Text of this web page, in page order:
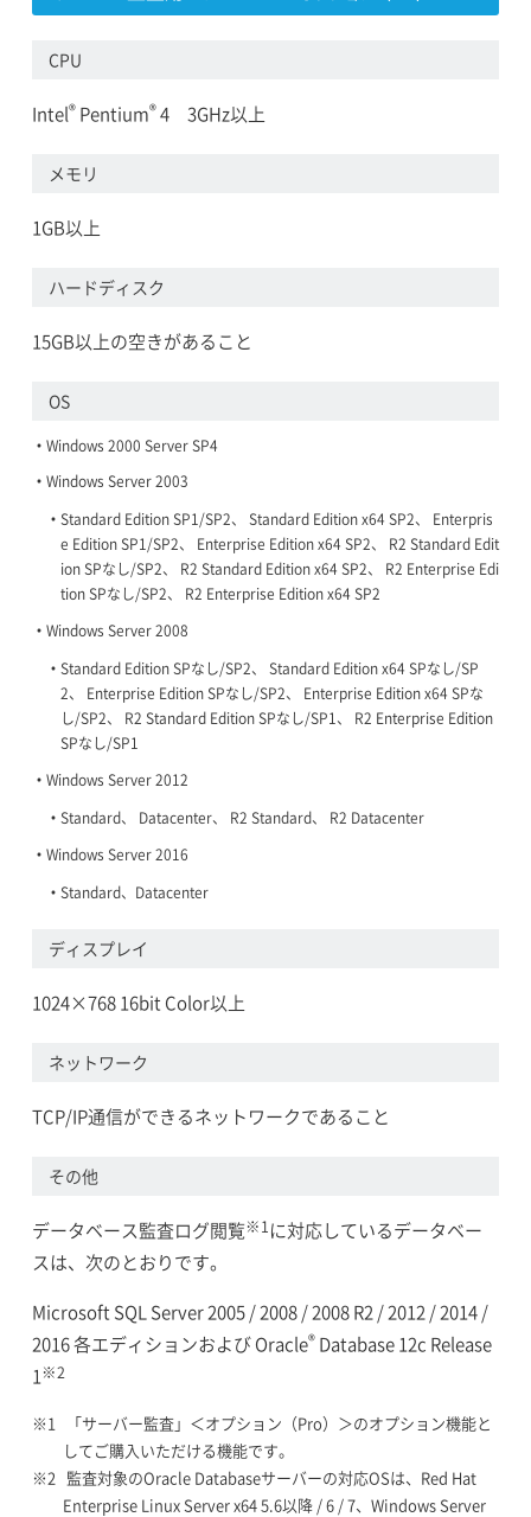
CPU
Intel®Pentium®4 3GHz以上
メモリ
1GB以上
ハードディスク
15GB以上の空きがあること
OS
Windows 2000 Server SP4
Windows Server 2003
Standard Edition SP1/SP2、 Standard Edition x64 SP2、 Enterpris
e Edition SP1/SP2、 Enterprise Edition x64 SP2、 R2 Standard Edit
ion SPなし/SP2、 R2 Standard Edition x64 SP2、 R2 Enterprise Edi
tion SPなし/SP2、 R2 Enterprise Edition x64 SP2
Windows Server 2008
Standard Edition SPなし/SP2、 Standard Edition x64 SPなし/SP
2、 Enterprise Edition SPなし/SP2、 Enterprise Edition x64 SPな
し/SP2、 R2 Standard Edition SPなし/SP1、 R2 Enterprise Edition
SPなし/SP1
Windows Server 2012
Standard、 Datacenter、 R2 Standard、 R2 Datacenter
Windows Server 2016
Standard、Datacenter
ディスプレイ
1024×768 16bit Color以上
ネットワーク
TCP/IP通信ができるネットワークであること
その他
データベース監査ログ閲覧※1に対応しているデータベー
スは、次のとおりです。
Microsoft SQL Server 2005 / 2008 / 2008 R2 / 2012 / 2014 /
2016 各エディションおよび Oracle®Database 12c Release
1 ※2
「サーバー監査」＜オプション（Pro）＞のオプション機能と
してご購入いただける機能です。
監査対象のOracle Databaseサーバーの対応OSは、Red Hat
Enterprise Linux Server x64 5.6以降 / 6 / 7、Windows Server